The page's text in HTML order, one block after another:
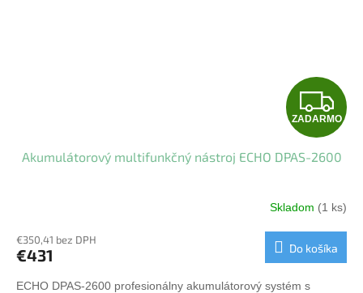
Z
A
D
A
R
M
ZADARMO
Akumulátorový multifunkčný nástroj ECHO DPAS-2600
Skladom (1 ks)
€350,41 bez DPH
€431 Do košíka
ECHO DPAS‑2600 profesionálny akumulátorový systém s